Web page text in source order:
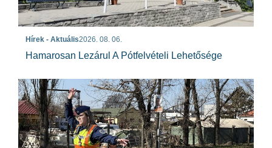
Hírek - Aktuális2026. 08. 06.
Hamarosan Lezárul A Pótfelvételi Lehetősége